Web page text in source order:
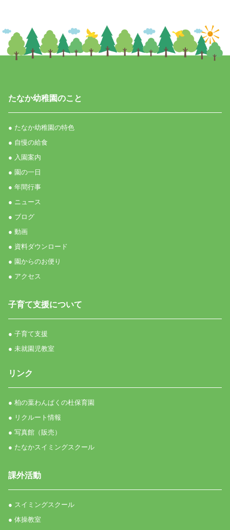
たなか幼稚園のこと
● たなか幼稚園の特色
● 自慢の給食
● 入園案内
● 園の一日
● 年間行事
● ニュース
● ブログ
● 動画
● 資料ダウンロード
● 園からのお便り
● アクセス
子育て支援について
● 子育て支援
● 未就園児教室
リンク
● 柏の葉わんぱくの杜保育園
● リクルート情報
● 写真館（販売）
● たなかスイミングスクール
課外活動
● スイミングスクール
● 体操教室